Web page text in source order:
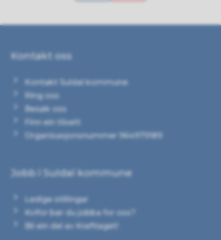
Kontakt oss
Kontakt Suldal kommune
Ring oss
Besøk oss
Finn ein tilsett
Organisasjonsnummer 964979189
Jobb i Suldal kommune
Ledige stillingar
Kvifor bør du jobba for oss?
Bli ein del av Kraftlaget!